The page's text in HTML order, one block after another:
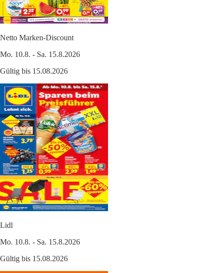
Netto Marken-Discount
Mo. 10.8. - Sa. 15.8.2026
Gültig bis 15.08.2026
Lidl
Mo. 10.8. - Sa. 15.8.2026
Gültig bis 15.08.2026